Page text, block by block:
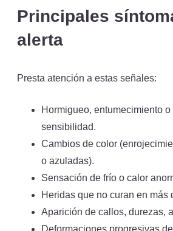
Principales
alerta
Presta atención a estas señales:
Hormigueo, entumecimiento
sensibilidad.
Cambios de color
o azuladas).
Sensación de frío o calor
Heridas que no curan en más
Aparición de callos, durezas,
Deformaciones progresivas